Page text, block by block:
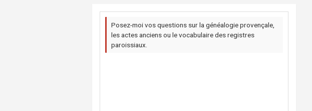
Posez-moi vos questions sur la généalogie provençale,
les actes anciens ou le vocabulaire des registres
paroissiaux.